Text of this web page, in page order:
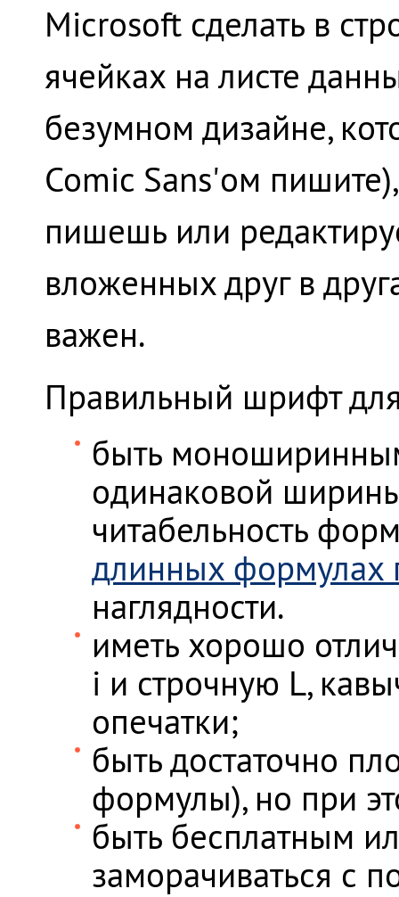
Microsoft сделать в
ячейках на листе
безумном дизайне,
Comic Sans'ом
пишешь или
вложенных друг в
важен.
Правильный шрифт
быть
одинаковой
читабельность
длинных формулах
наглядности.
иметь хорошо
i и строчную L,
опечатки;
быть достаточно
формулы), но при
быть бесплатным
заморачиваться с